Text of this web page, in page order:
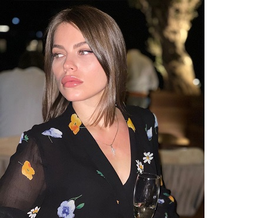
Перейти к основному содержанию